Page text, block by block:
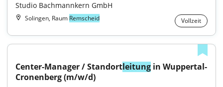
Studio Bachmannkern GmbH
Solingen, Raum Remscheid Vollzeit
Center-Manager / Standortleitung in Wuppertal-
Cronenberg (m/w/d)